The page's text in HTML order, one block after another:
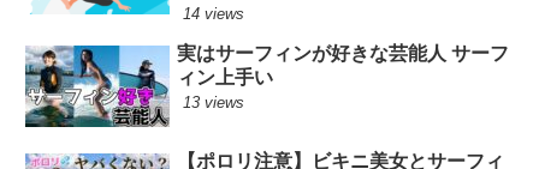
14 views
実はサーフィンが好きな芸能人 サーフ
ィン上手い
13 views
【ポロリ注意】ビキニ美女とサーフィ